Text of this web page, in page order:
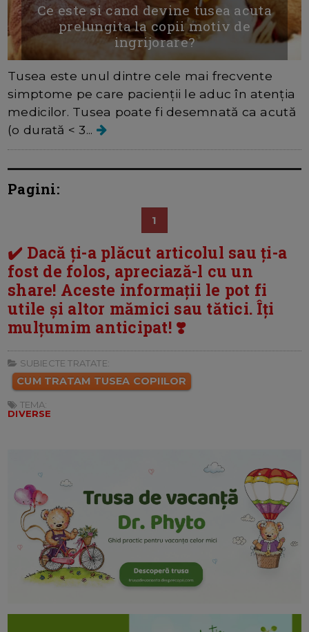
Ce este si cand devine tusea acuta
prelungita la copii motiv de
ingrijorare?
Tusea este unul dintre cele mai frecvente
simptome pe care pacienții le aduc în atenția
medicilor. Tusea poate fi desemnată ca acută
(o durată < 3...
Pagini:
1
✔️ Dacă ți-a plăcut articolul sau ți-a
fost de folos, apreciază-l cu un
share! Aceste informații le pot fi
utile și altor mămici sau tătici. Îți
mulțumim anticipat! ❣️
SUBIECTE TRATATE:
CUM TRATAM TUSEA COPIILOR
TEMA:
DIVERSE